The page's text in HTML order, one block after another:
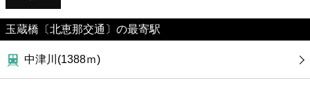
ショッピング
銀行
玉蔵橋〔北恵那交通〕の最寄駅
中津川(1388ｍ)